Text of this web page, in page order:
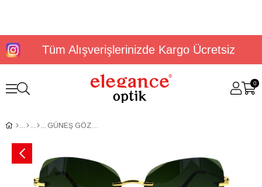
Tüm Alışverişlerinizde Kargo Ücretsiz
0
GÜNEŞ GÖZLÜĞÜ MOLLERUS MLG 0006 C1